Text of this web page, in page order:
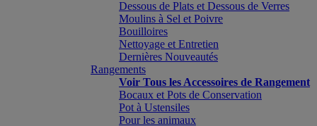
Dessous de Plats et Dessous de Verres
Moulins à Sel et Poivre
Bouilloires
Nettoyage et Entretien
Dernières Nouveautés
Rangements
Voir Tous les Accessoires de Rangement
Bocaux et Pots de Conservation
Pot à Ustensiles
Pour les animaux